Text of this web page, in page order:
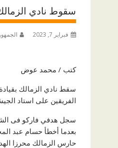
سقوط نادي
فبراير 7, 2023
كتب / محمد عوض
سقط نادي الزمالك
الفريقين على استاد
سجل هدفي فاركو فى
بعدما أخطأ حسام عبد
حارس الزمالك محرزا